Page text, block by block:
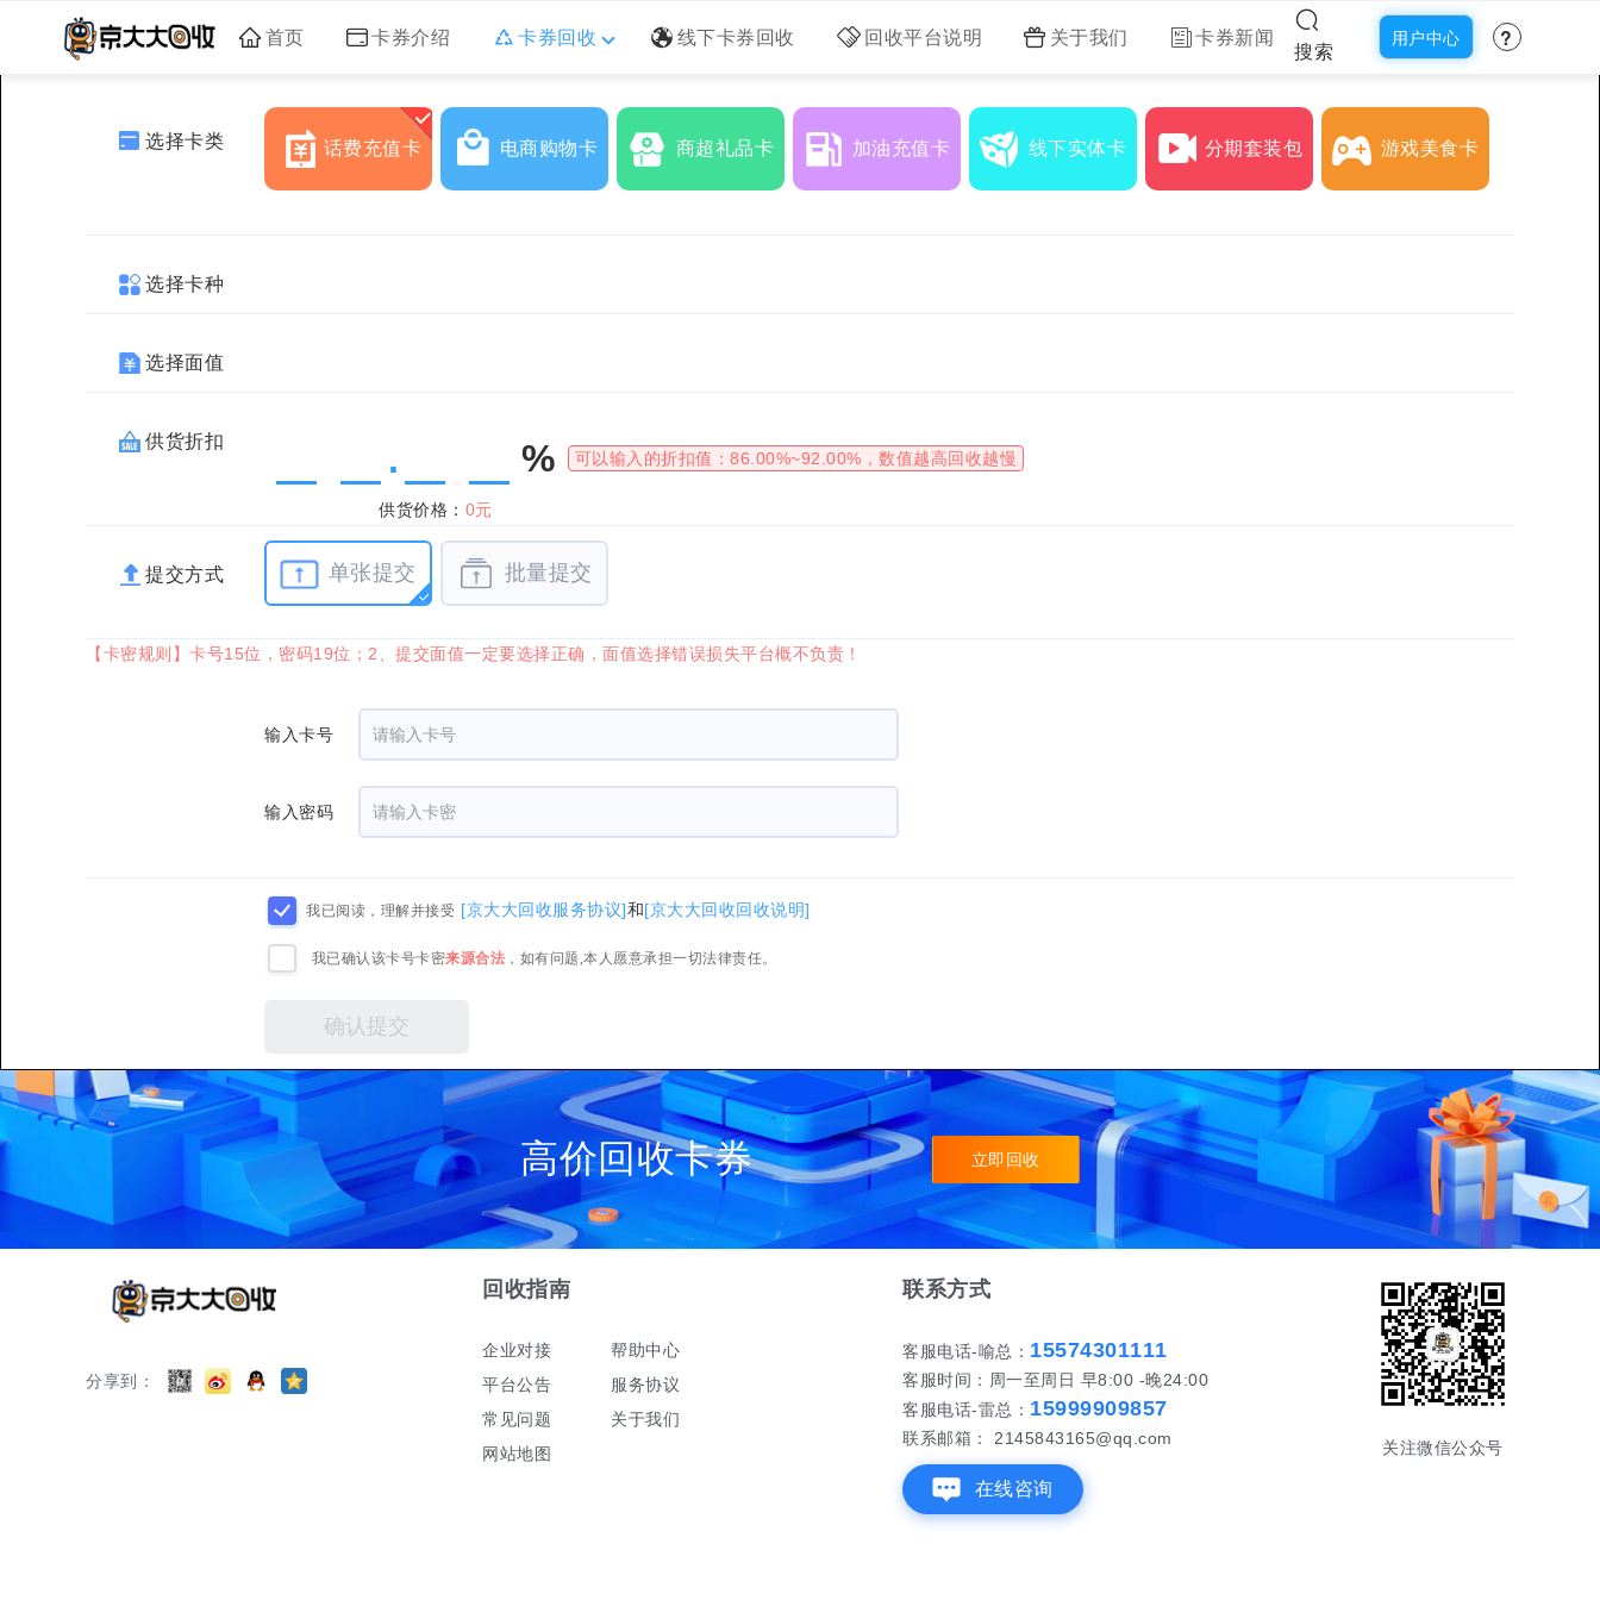
首页 卡券介绍 卡券回收 线下卡券回收 回收平台说明 关于我们 卡券新闻
搜索
用户中心 ?
选择卡类 话费充值卡 电商购物卡 商超礼品卡 加油充值卡 线下实体卡 分期套装包 游戏美食卡
选择卡种
选择面值
供货折扣 . %
供货价格： 0元
可以输入的折扣值： 86.00%~92.00% ，数值越高回收越慢
提交方式 单张提交 批量提交
【卡密规则】卡号15位，密码19位；2、提交面值一定要选择正确，面值选择错误损失平台概不负责！
输入卡号
输入密码
我已阅读，理解并接受 [京大大回收服务协议]和[京大大回收回收说明]
我已确认该卡号卡密来源合法 ，如有问题,本人愿意承担一切法律责任。
高价回收卡券 立即回收
分享到：
回收指南
企业对接
平台公告
常见问题
网站地图
帮助中心
服务协议
关于我们
联系方式
客服电话-喻总： 15574301111
客服时间：周一至周日 早8:00 -晚24:00
客服电话-雷总： 15999909857
联系邮箱： 2145843165@qq.com
在线咨询
关注微信公众号